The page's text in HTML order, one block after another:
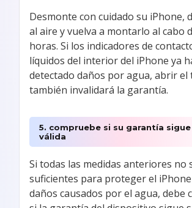
Desmonte con cuidado su iPhone,
al aire y vuelva a montarlo al cabo
horas. Si los indicadores de
líquidos del interior del iPhone ya
detectado daños por agua, abrir el
también invalidará la garantía.
5. compruebe si su garantía
válida
Si todas las medidas anteriores no
suficientes para proteger el
daños causados por el agua, debe